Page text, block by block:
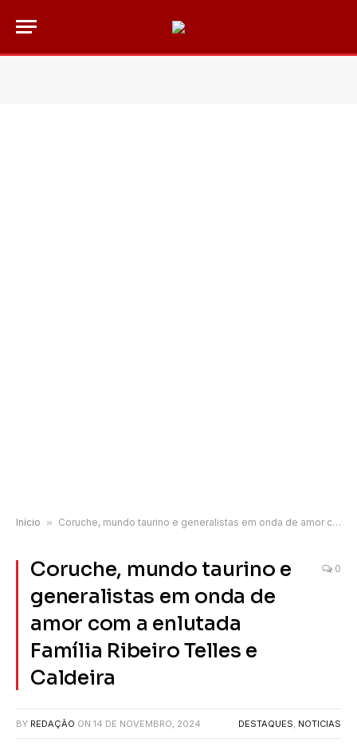
Início » Coruche, mundo taurino e generalistas em onda de amor com a enlutada Família Ribeiro Telles e Caldeira
Coruche, mundo taurino e
generalistas em onda de
amor com a enlutada
Família Ribeiro Telles e
Caldeira
0
BY REDAÇÃO ON 14 DE NOVEMBRO, 2024 DESTAQUES, NOTICIAS